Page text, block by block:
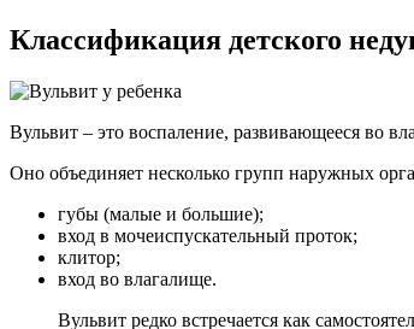
Классификация детского
Вульвит – это воспаление, развивающееся во
Оно объединяет несколько групп наружных
губы (малые и большие);
вход в мочеиспускательный проток;
клитор;
вход во влагалище.
Вульвит редко встречается как